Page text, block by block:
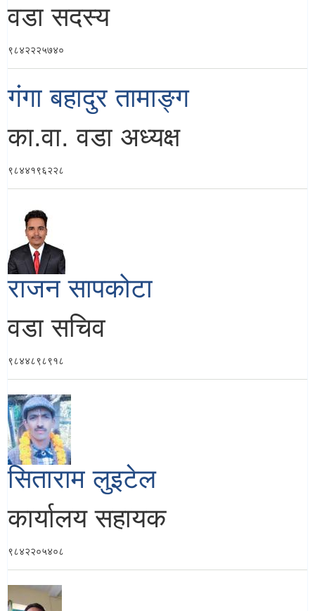
वडा सदस्य
९८४२२२५७४०
गंगा बहादुर तामाङ्ग
का.वा. वडा अध्यक्ष
९८४४१९६२२८
राजन सापकोटा
वडा सचिव
९८४४८९८९१८
सिताराम लुइटेल
कार्यालय सहायक
९८४२२०५४०८